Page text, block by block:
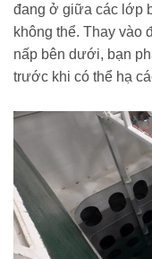
đang ở giữa các lớp
không thể. Thay vào
nấp bên dưới, bạn
trước khi có thể hạ